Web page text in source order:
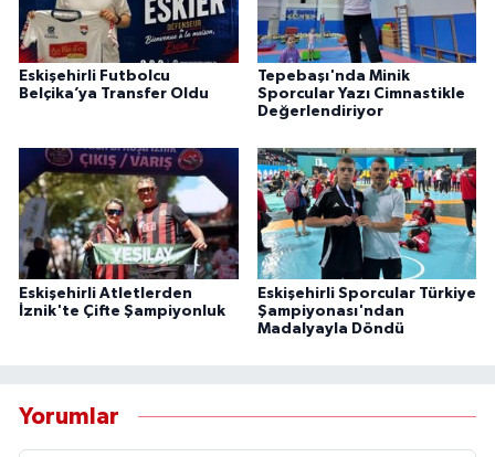
Eskişehirli Futbolcu
Belçika’ya Transfer Oldu
Tepebaşı'nda Minik
Sporcular Yazı Cimnastikle
Değerlendiriyor
Eskişehirli Atletlerden
İznik'te Çifte Şampiyonluk
Eskişehirli Sporcular Türkiye
Şampiyonası'ndan
Madalyayla Döndü
Yorumlar